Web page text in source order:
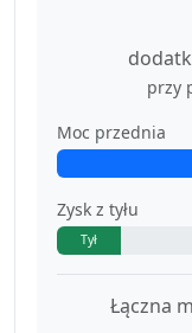
przy
Moc przednia
Zysk z tyłu
Tył
Łączna